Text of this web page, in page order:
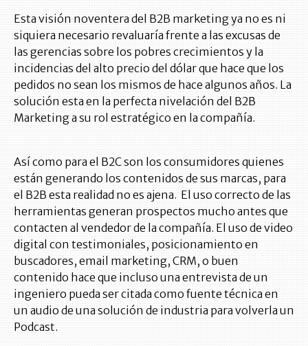
Esta visión noventera del B2B marketing ya no es ni
siquiera necesario revaluaría frente a las excusas de
las gerencias sobre los pobres crecimientos y la
incidencias del alto precio del dólar que hace que los
pedidos no sean los mismos de hace algunos años. La
solución esta en la perfecta nivelación del B2B
Marketing a su rol estratégico en la compañía.
Así como para el B2C son los consumidores quienes
están generando los contenidos de sus marcas, para
el B2B esta realidad no es ajena. El uso correcto de las
herramientas generan prospectos mucho antes que
contacten al vendedor de la compañía. El uso de video
digital con testimoniales, posicionamiento en
buscadores, email marketing, CRM, o buen
contenido hace que incluso una entrevista de un
ingeniero pueda ser citada como fuente técnica en
un audio de una solución de industria para volverla un
Podcast.